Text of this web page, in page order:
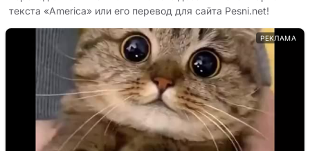
текста «America» или его перевод для сайта Pesni.net!
РЕКЛАМА